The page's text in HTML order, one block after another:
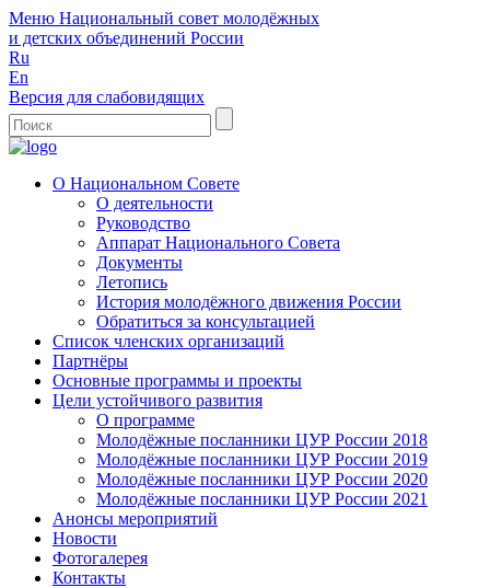
Меню Национальный совет молодёжных
и детских объединений России
Ru
En
Версия для слабовидящих
О Национальном Совете
О деятельности
Руководство
Аппарат Национального Совета
Документы
Летопись
История молодёжного движения России
Обратиться за консультацией
Список членских организаций
Партнёры
Основные программы и проекты
Цели устойчивого развития
О программе
Молодёжные посланники ЦУР России 2018
Молодёжные посланники ЦУР России 2019
Молодёжные посланники ЦУР России 2020
Молодёжные посланники ЦУР России 2021
Анонсы мероприятий
Новости
Фотогалерея
Контакты